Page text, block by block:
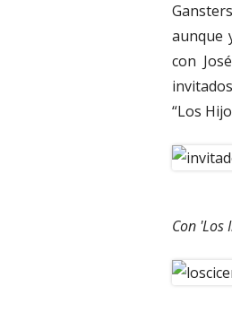
aunque
con
“Los
Con 'Los